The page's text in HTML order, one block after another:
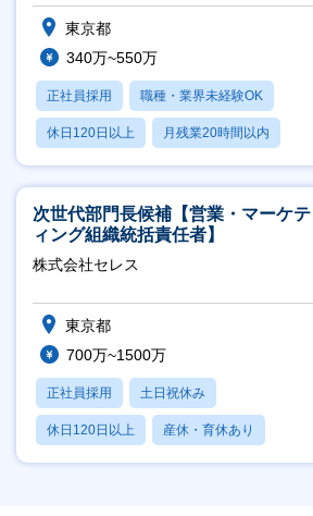
東京都
340万~550万
正社員採用 職種・業界未経験OK
休日120日以上 月残業20時間以内
賞与あり
次世代部門長候補【営業・マーケテ
ィング組織統括責任者】
株式会社セレス
東京都
700万~1500万
正社員採用 土日祝休み
休日120日以上 産休・育休あり
賞与あり